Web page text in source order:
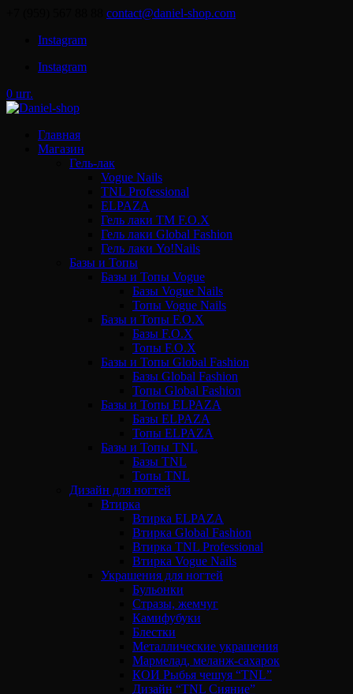
contact@daniel-shop.com
Instagram
Instagram
0 шт.
Главная
Магазин
Гель-лак
Vogue Nails
TNL Professional
ELPAZA
Гель лаки ТМ F.O.X
Гель лаки Global Fashion
Гель лаки Yo!Nails
Базы и Топы
Базы и Топы Vogue
Базы Vogue Nails
Топы Vogue Nails
Базы и Топы F.O.X
Базы F.O.X
Топы F.O.X
Базы и Топы Global Fashion
Базы Global Fashion
Топы Global Fashion
Базы и Топы ELPAZA
Базы ELPAZA
Топы ELPAZA
Базы и Топы TNL
Базы TNL
Топы TNL
Дизайн для ногтей
Втирка
Втирка ELPAZA
Втирка Global Fashion
Втирка TNL Professional
Втирка Vogue Nails
Украшения для ногтей
Бульонки
Стразы, жемчуг
Камифубуки
Блестки
Металлические украшения
Мармелад, меланж-сахарок
КОИ Рыбья чешуя “TNL”
Дизайн “TNL Сияние”